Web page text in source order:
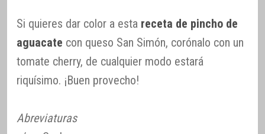
Si quieres dar color a esta receta de pincho de
aguacate con queso San Simón, corónalo con un
tomate cherry, de cualquier modo estará
riquísimo. ¡Buen provecho!
Abreviaturas